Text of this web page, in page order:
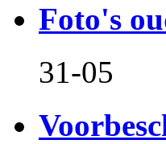
Foto's
31-05